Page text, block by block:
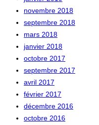
novembre 2018
septembre 2018
mars 2018
janvier 2018
octobre 2017
septembre 2017
avril 2017
février 2017
décembre 2016
octobre 2016